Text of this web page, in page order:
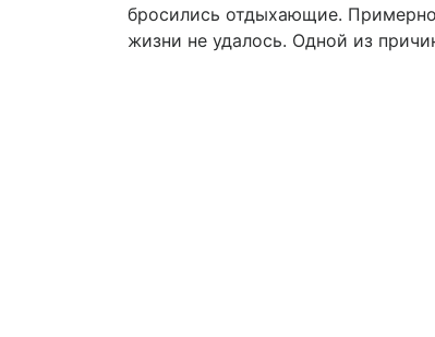
бросились отдыхающие.
жизни не удалось. Одной из